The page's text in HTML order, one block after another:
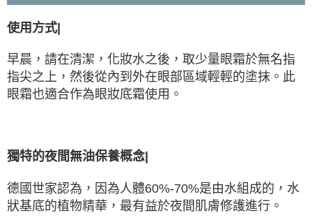
使用方式|
早晨，請在清潔，化妝水之後，取少量眼霜於無名指
指尖之上，然後從內到外在眼部區域輕輕的塗抹。此
眼霜也適合作為眼妝底霜使用。
獨特的夜間無油保養概念|
德國世家認為，因為人體60%-70%是由水組成的，水
狀基底的植物精華，最有益於夜間肌膚修護進行。